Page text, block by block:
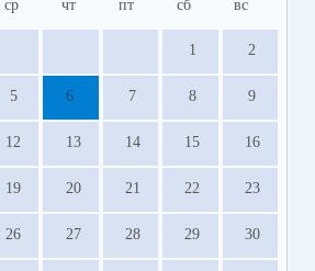
ср чт пт сб вс
1 2
5 6 7 8 9
12 13 14 15 16
19 20 21 22 23
26 27 28 29 30